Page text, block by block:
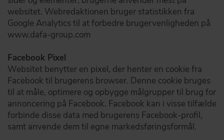
websitet. Webredaktionen bruger statistikken fra
Google Analytics til at forbedre brugervenligheden på
www.dafa-group.com
Facebook Pixel
Websitet benytter en pixel, der henter en cookie fra
Facebook til brugerens browser. Denne cookie bruges
til at måle, optimere og opbygge målgrupper til brug for
annoncering på Facebook. Facebook kan i visse tilfælde
forbinde disse data med brugerens Facebook-profil,
samt anvende dem til egne markedsføringsformål.